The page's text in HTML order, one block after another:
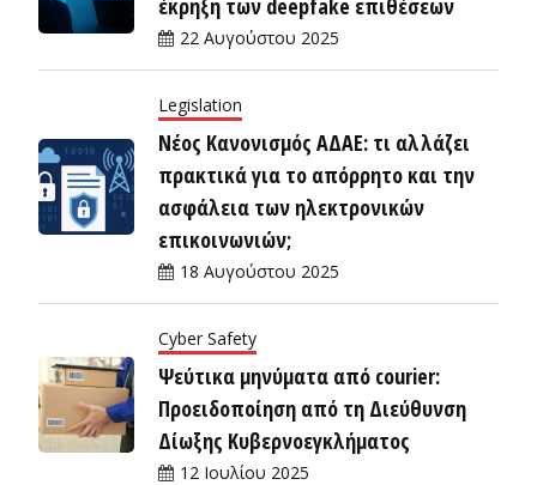
έκρηξη των deepfake επιθέσεων
22 Αυγούστου 2025
Legislation
Νέος Κανονισμός ΑΔΑΕ: τι αλλάζει
πρακτικά για το απόρρητο και την
ασφάλεια των ηλεκτρονικών
επικοινωνιών;
18 Αυγούστου 2025
Cyber Safety
Ψεύτικα μηνύματα από courier:
Προειδοποίηση από τη Διεύθυνση
Δίωξης Κυβερνοεγκλήματος
12 Ιουλίου 2025